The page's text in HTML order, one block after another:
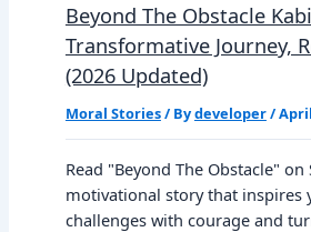
Beyond The Obstacle
Transformative Journey,
(2026 Updated)
Moral Stories/ Bydeveloper/
Read "Beyond The Obstacle"
motivational story that inspires
challenges with courage and